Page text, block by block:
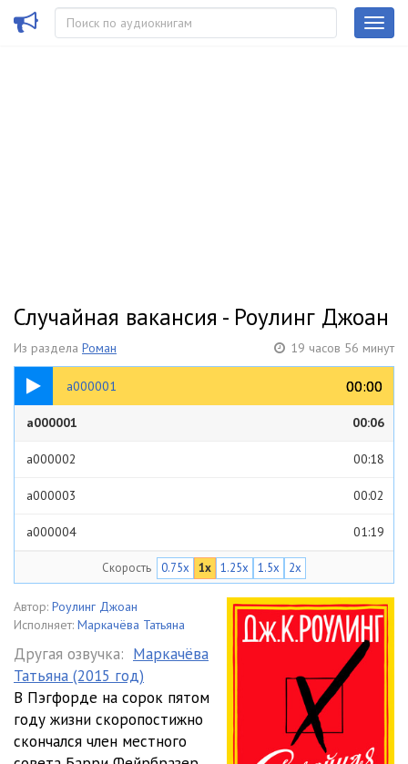
Случайная вакансия - Роулинг Джоан
Из раздела Роман 19 часов 56 минут
a000001 00:00
00:00
00:06
a000001 00:06
a000002 00:18
a000003 00:02
a000004 01:19
a000006 00:35
05:43
a000008
a000009
a000010 08:48
Скорость 0.75x 1x 1.25x 1.5x 2x
Автор: Роулинг Джоан
Исполняет: Маркачёва Татьяна
Другая озвучка: Маркачёва
Татьяна (2015 год)
В Пэгфорде на сорок пятом
году жизни скоропостижно
скончался член местного